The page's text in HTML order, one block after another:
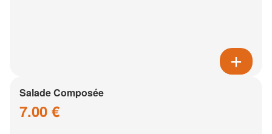
Salade Composée
7.00 €